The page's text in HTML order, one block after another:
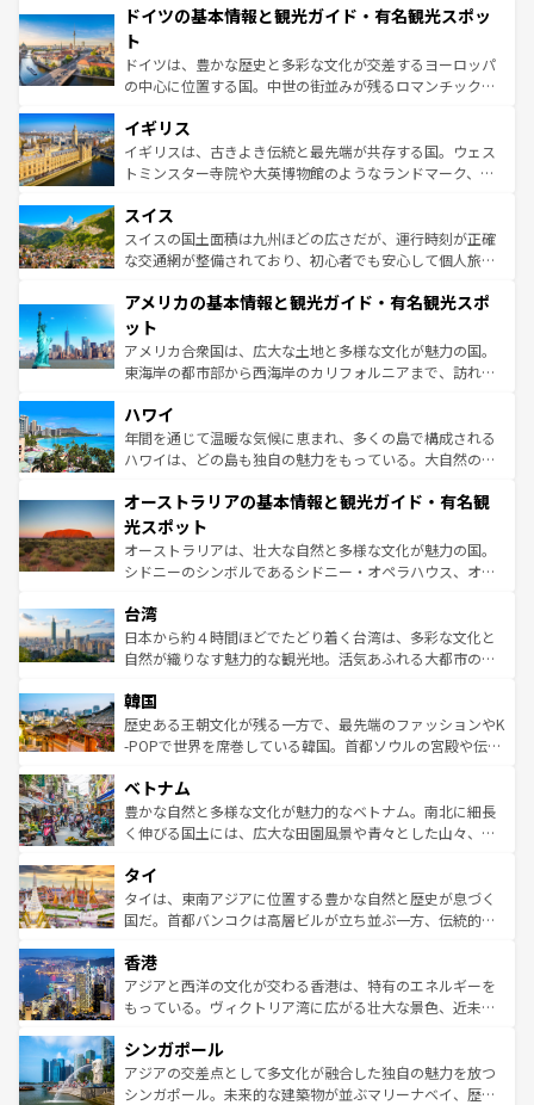
せる。地方によって風土や気候が異なるスペインはその個
ンテンツ一覧 を参照してほしい。
で、幅広い魅力が詰まっている。華麗な宮殿、歴史的な大
聖堂、美しいビーチ、そして豊かな自然が、訪れる者を心
から魅了する。また、フランスは美食の国としても知ら
れ、フランス料理はユネスコ無形文化遺産にも登録されて
香り高いラベンダー畑など、多彩な楽しみ方が可能だ。さ
らに、パリ以外の地域にも魅力が溢れており、どの街角に
も豊かな歴史と文化が息づいている。パリ以外の個性あふ
を参照してほしい。
ドイツの基本情報と観光ガイド・有名観光スポッ
ト
ドイツは、豊かな歴史と多彩な文化が交差するヨーロッパ
の中心に位置する国。中世の街並みが残るロマンチック街
顔を持つこの国は、どこを歩いても飽きることがない。ベ
ルリンの文化的活気、バイエルン州のアルプスの絶景、そ
してライン川沿いのワイン畑といった風景は必見。ビール
は、お酒好きな人にはぜひ体験してほしい。 なお、新着の
ドイツ情報はコンテンツ一覧を参照してほしい。
イギリス
イギリスは、古きよき伝統と最先端が共存する国。ウェス
トミンスター寺院や大英博物館のようなランドマーク、歴
リアごとに異なる魅力がある。また、優雅なアフタヌーン
ティー、ビール好きにはたまらない英国パブ、サッカー観
戦など、本場だからこそできる体験も豊富。イギリスを旅
ンツ一覧を参照してほしい。
スイス
スイスの国土面積は九州ほどの広さだが、運行時刻が正確
な交通網が整備されており、初心者でも安心して個人旅行
の建物がそのまま残る町や、スイスならではのユニークな
博物館もあり、アルプス観光だけでなく町歩きも満喫する
ことができる。国民の所得が高いため物価も高いが、旅行
者向けの交通パス提供のサービスもあり、うまく活用すれ
着のスイス情報は
アメリカの基本情報と観光ガイド・有名観光スポ
ット
アメリカ合衆国は、広大な土地と多様な文化が魅力の国。
東海岸の都市部から西海岸のカリフォルニアまで、訪れる
のような巨大都市は、観光、ショッピング、エンターテイ
ンメントが詰まった刺激的なスポットだ。一方、アメリカ
西部には大自然が広がり、グランドキャニオンやイエロー
部のニューオーリンズでは、音楽と美食が融合した独特の
文化が魅力。旅行者はアメリカの各地域で異なる魅力を楽
しみながら、その多様性と豊かな歴史を感じることができ
るだろう。車でのロードトリップや列車の旅も、アメリカ
情報は
ハワイ
年間を通じて温暖な気候に恵まれ、多くの島で構成される
ハワイは、どの島も独自の魅力をもっている。大自然の神
ワイ島は見逃せない。また、定番の観光地といえばオアフ
島だが、静かな自然を求めるならマウイ島やカウアイ島が
おすすめ。エメラルドグリーンに輝く海をはじめ、豊かな
文化や歴史が息づいている。「アロハスピリット」と呼ば
人々、おいしいローカルフードやハワイアンミュージッ
ク、伝統的なフラダンスなど、すべてがハワイの魅力を彩
っている。訪れるたびに新しい発見と感動が待っているハ
はコンテンツ一覧
オーストラリアの基本情報と観光ガイド・有名観
光スポット
オーストラリアは、壮大な自然と多様な文化が魅力の国。
シドニーのシンボルであるシドニー・オペラハウス、オー
リアリーフや大陸中央部にそびえるウルル（エアーズロッ
ク）、タスマニアの美しい原生林やケアンズの熱帯雨林な
ど、見どころがたくさん。また、カフェやワイン、オージ
いる。アクティビティも充実しており、サーフィンやダイ
ビング、ハイキングなど、アウトドア好きにはたまらな
い。オーストラリアの多彩な魅力を存分に味わいつくそ
参照してほしい。
台湾
日本から約４時間ほどでたどり着く台湾は、多彩な文化と
自然が織りなす魅力的な観光地。活気あふれる大都市の台
ン）、静ひつな山岳地帯である台湾東部など、都市の喧騒
と山間の静けさが共存しており、訪れる人に新しい発見と
驚きをもたらしてくれる。また、奥深い台湾の食文化も魅
容にもいいと評判のスイーツなど、バラエティ豊かな料理
が味わえる。 なお、新着の台湾情報は コンテンツ一覧を参
照してほしい。
韓国
歴史ある王朝文化が残る一方で、最先端のファッションやK
-POPで世界を席巻している韓国。首都ソウルの宮殿や伝統
き、地方に足を延ばせば四季折々の自然美を楽しむことが
できる。そして、キムチや焼肉、絶品のストリートフード
まで、さまざまな韓国料理が待っている。夜には、韓国な
リティに包まれながら、韓国の多彩な魅力を心ゆくまで味
わってみてほしい。 なお、新着の韓国情報はコンテンツ一
覧を参照してほしい。
ベトナム
豊かな自然と多様な文化が魅力的なベトナム。南北に細長
く伸びる国土には、広大な田園風景や青々とした山々、世
急速な発展と共に伝統が息づく。ハノイの古い町並みやホ
ーチミン市のフランス統治時代の建物も、独特の雰囲気を
醸し出している。また、バラエティの豊かさとおいしさで
とつ。フォーやバインミー、ベトナムコーヒーなどは、ぜ
ひ現地で味わいたい。どの地域を訪れてもあたたかい人々
が旅行者を迎えてくれるので、きっと忘れられない旅にな
参照してほしい。
タイ
タイは、東南アジアに位置する豊かな自然と歴史が息づく
国だ。首都バンコクは高層ビルが立ち並ぶ一方、伝統的な
の活気が交差している。北部ではチェンマイなどの山岳地
帯で自然と触れ合い、南部ではプーケットやクラビの美し
いビーチでリゾート気分を楽しむことができる。タイ料理
激する。気候は一年中温暖で、どの季節にも異なる楽しみ
が待っている。親しみやすいタイの人々、仏教を中心とし
た文化、そして多様な観光資源が、訪れる旅人を魅了し続
香港
アジアと西洋の文化が交わる香港は、特有のエネルギーを
もっている。ヴィクトリア湾に広がる壮大な景色、近未来
み、どこを訪れても感動するはず。観光スポットが密集し
ており、効率よく見どころを回れるのも魅力。息をのむよ
うな絶景から文化的な体験まで、香港を存分に楽しみ尽く
シンガポール
アジアの交差点として多文化が融合した独自の魅力を放つ
シンガポール。未来的な建築物が並ぶマリーナベイ、歴史